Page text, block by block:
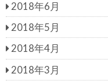
2018年6月
2018年5月
2018年4月
2018年3月